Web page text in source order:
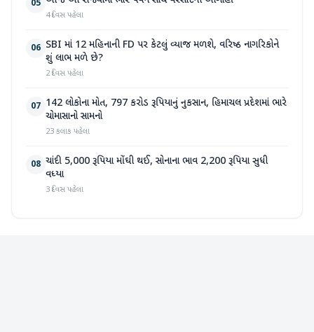
05
4 દિવસ પહેલા
06 SBI માં 12 મહિનાની FD પર કેટલું વ્યાજ મળશે, વરિષ્ઠ નાગરિકોને
શું લાભ મળે છે?
2 દિવસ પહેલા
07 142 લોકોના મોત, 797 કરોડ રૂપિયાનું નુકસાન, હિમાચલ પ્રદેશમાં ભારે
ચોમાસાનો સામનો
23 કલાક પહેલા
08 ચાંદી 5,000 રૂપિયા મોંઘી થઈ, સોનાના ભાવ 2,200 રૂપિયા સુધી
વધ્યા
3 દિવસ પહેલા